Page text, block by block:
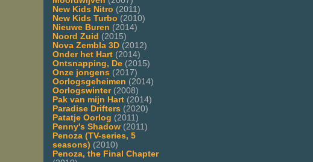
New Kids Nitro (2011)
New Kids Turbo (2010)
Nieuwe Buren (2014)
Noord Zuid (2015)
Nova Zembla 3D (2012)
Onder het Hart (2014)
Ontsnapping, De (2015)
Onze jongens (2017)
Oorlogsgeheimen (2014)
Oorlogswinter(2008)
Pak van mijn Hart (2014)
Paradise Drifters (2020)
Patatje Oorlog (2011)
Penny's Shadow (2011)
Penoza (TV-series, 5
seasons) (2010)
Penoza, the Final Chapter